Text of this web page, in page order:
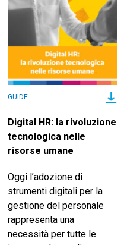
GUIDE
Digital HR: la rivoluzione
tecnologica nelle
risorse umane
Oggi l’adozione di
strumenti digitali per la
gestione del personale
rappresenta una
necessità per tutte le